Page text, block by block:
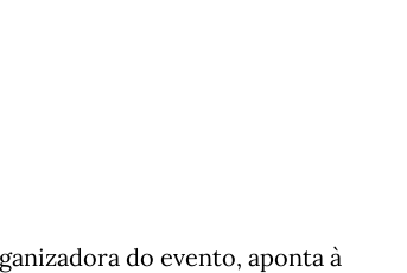
do evento, aponta à